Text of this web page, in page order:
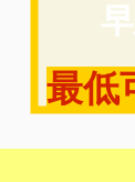
最低